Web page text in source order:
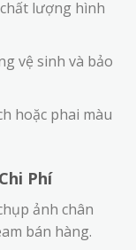
lượng hình
vệ sinh và bảo
hoặc phai màu
Phí
ảnh chân
bán hàng.